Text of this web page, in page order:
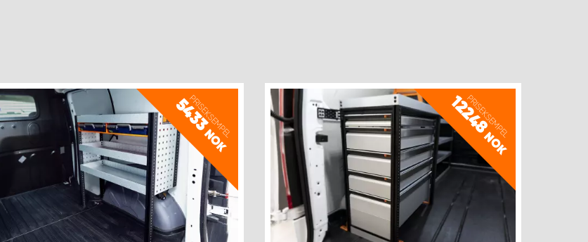
PRISEKSEMPEL
5433
NOK
PRISEKSEMPEL
12248
NOK